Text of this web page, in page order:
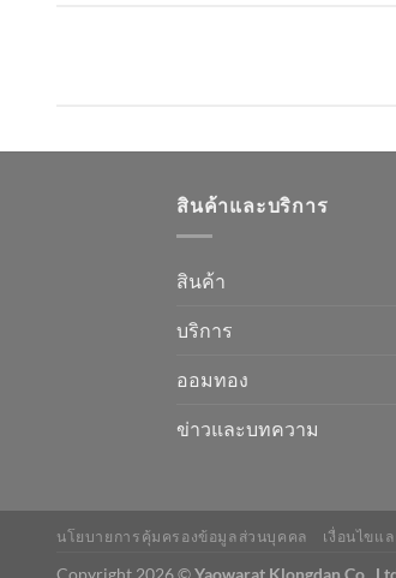
สินค้าและบริการ
สินค้า
บริการ
ออมทอง
ข่าวและบทความ
นโยบายการคุ้มครองข้อมูลส่วนบุคคล เงื่อนไขแ
Copyright 2026 ©Yaowarat Klongdan Co.,